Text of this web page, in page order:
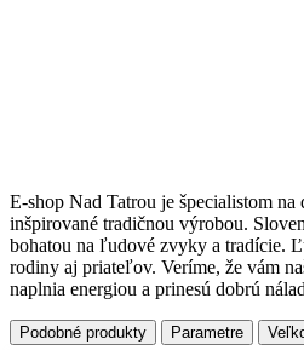
E-shop Nad Tatrou je špecialistom na
inšpirované tradičnou výrobou.
bohatou na ľudové zvyky a tradície.
rodiny aj priateľov. Veríme, že vám
naplnia energiou a prinesú dobrú
Podobné produkty Parametre